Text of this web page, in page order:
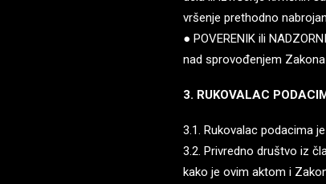
vršenje prethodno
● POVERENIK ili
nad sprovođenjem
3. RUKOVALAC
3.1. Rukovalac podacima
3.2. Privredno društvo iz
kako je ovim aktom i